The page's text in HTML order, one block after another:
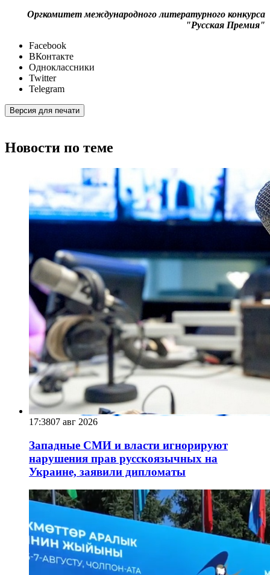
Оргкомитет международного литературного конкурса
"Русская Премия"
Facebook
ВКонтакте
Одноклассники
Twitter
Telegram
Версия для печати
Новости по теме
17:3807 авг 2026
Западные СМИ и власти игнорируют
нарушения прав русскоязычных на
Украине, заявили дипломаты